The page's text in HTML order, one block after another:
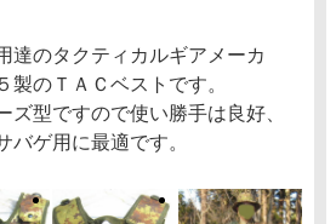
達のタクティカルギアメーカ
のＴＡＣベストです。
ズ型ですので使い勝手は良好、
バゲ用に最適です。